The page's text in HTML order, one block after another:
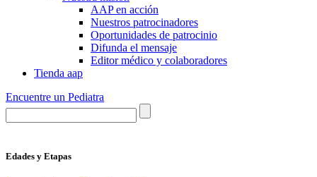
AAP en acción
Nuestros patrocinadores
Oportunidades de patrocinio
Difunda el mensaje
Editor médico y colaboradores
Tienda aap
Encuentre un Pediatra
Edades y Etapas